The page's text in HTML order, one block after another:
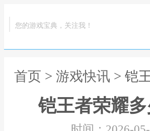
您的游戏宝典，关注我！
首页 > 游戏快讯 > 铠
铠王者荣耀